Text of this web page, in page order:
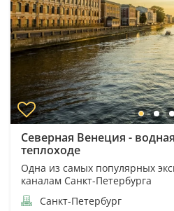
Северная Венеция -
теплоходе
Одна из самых популярных
каналам Санкт-Петербурга
Санкт-Петербург